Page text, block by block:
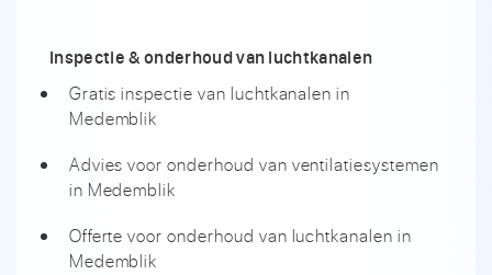
Inspectie & onderhoud van luchtkanalen
Gratis inspectie van luchtkanalen in
Medemblik
Advies voor onderhoud van ventilatiesystemen
in Medemblik
Offerte voor onderhoud van luchtkanalen in
Medemblik